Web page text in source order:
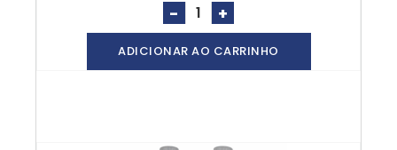
- +
ADICIONAR AO CARRINHO